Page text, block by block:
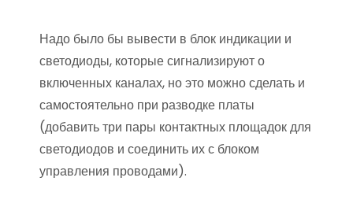
Надо было бы вывести в блок индикации и
светодиоды, которые сигнализируют о
включенных каналах, но это можно сделать и
самостоятельно при разводке платы
(добавить три пары контактных площадок для
светодиодов и соединить их с блоком
управления проводами).